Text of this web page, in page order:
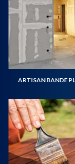
ARTISAN BANDE